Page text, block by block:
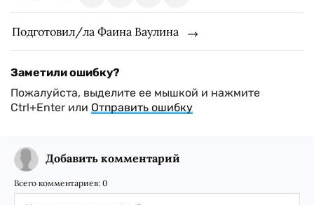
Подготовил/ла Фаина Ваулина
Заметили ошибку?
Пожалуйста, выделите ее мышкой и нажмите
Ctrl+Enter или Отправить ошибку
Добавить комментарий
Всего комментариев: 0